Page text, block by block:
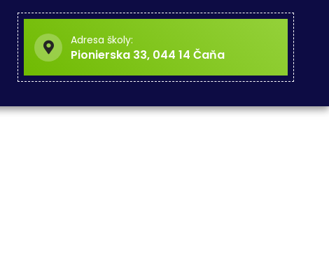
Adresa školy:
Pionierska 33, 044 14 Čaňa